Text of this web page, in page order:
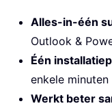
Alles-in-één
Outlook &
Één
enkele
Werkt beter